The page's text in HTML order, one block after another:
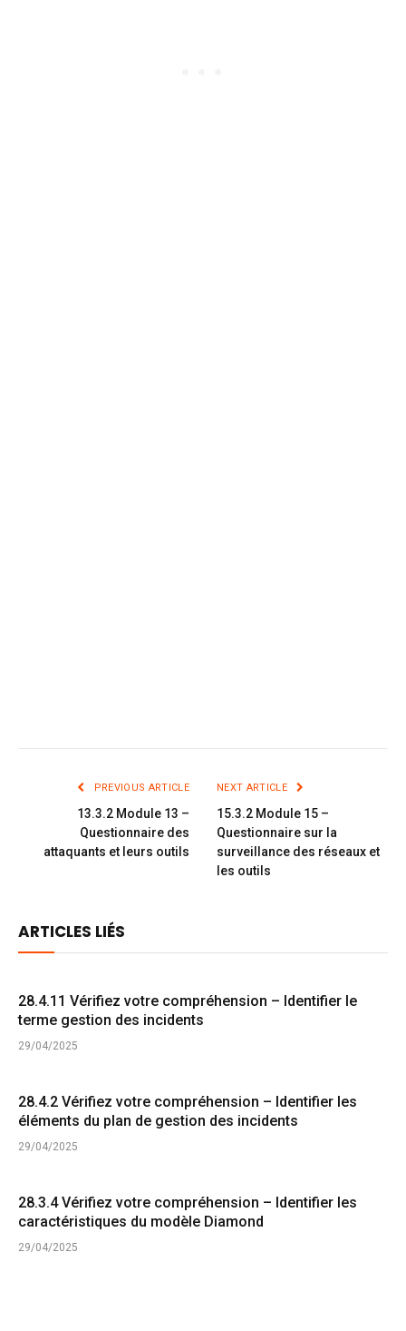
PREVIOUS ARTICLE
13.3.2 Module 13 –
Questionnaire des
attaquants et leurs outils
NEXT ARTICLE
15.3.2 Module 15 –
Questionnaire sur la
surveillance des réseaux et
les outils
ARTICLES LIÉS
28.4.11 Vérifiez votre compréhension – Identifier le
terme gestion des incidents
29/04/2025
28.4.2 Vérifiez votre compréhension – Identifier les
éléments du plan de gestion des incidents
29/04/2025
28.3.4 Vérifiez votre compréhension – Identifier les
caractéristiques du modèle Diamond
29/04/2025